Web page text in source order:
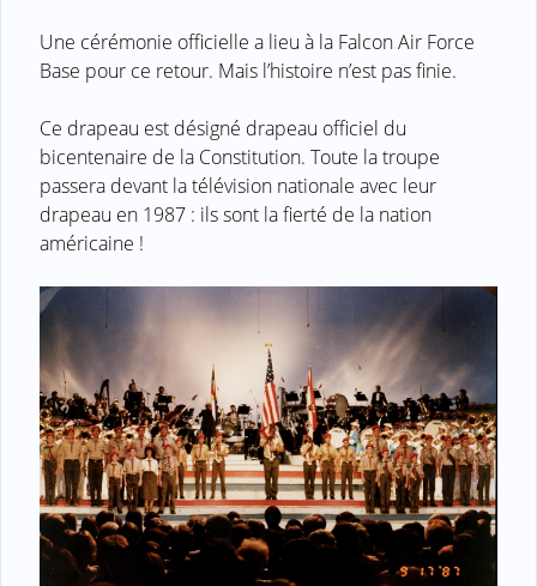
Une cérémonie officielle a lieu à la Falcon Air Force
Base pour ce retour. Mais l’histoire n’est pas finie.
Ce drapeau est désigné drapeau officiel du
bicentenaire de la Constitution. Toute la troupe
passera devant la télévision nationale avec leur
drapeau en 1987 : ils sont la fierté de la nation
américaine !